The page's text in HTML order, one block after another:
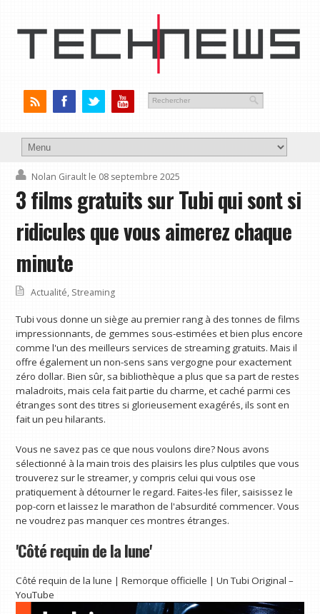
Nolan Girault le 08 septembre 2025
3 films gratuits sur Tubi qui sont si
ridicules que vous aimerez chaque
minute
Actualité, Streaming
Tubi vous donne un siège au premier rang à des tonnes de films
impressionnants, de gemmes sous-estimées et bien plus encore
comme l'un des meilleurs services de streaming gratuits. Mais il
offre également un non-sens sans vergogne pour exactement
zéro dollar. Bien sûr, sa bibliothèque a plus que sa part de restes
maladroits, mais cela fait partie du charme, et caché parmi ces
étranges sont des titres si glorieusement exagérés, ils sont en
fait un peu hilarants.
Vous ne savez pas ce que nous voulons dire? Nous avons
sélectionné à la main trois des plaisirs les plus culptiles que vous
trouverez sur le streamer, y compris celui qui vous ose
pratiquement à détourner le regard. Faites-les filer, saisissez le
pop-corn et laissez le marathon de l'absurdité commencer. Vous
ne voudrez pas manquer ces montres étranges.
'Côté requin de la lune'
Côté requin de la lune | Remorque officielle | Un Tubi Original –
YouTube